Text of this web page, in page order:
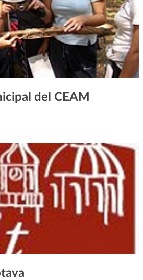
del CEAM